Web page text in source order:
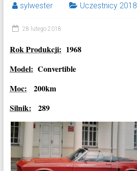
sylwester Uczestnicy 2018
28 lutego 2018
Rok Produkcji: 1968
Model: Convertible
Moc: 200km
Silnik: 289